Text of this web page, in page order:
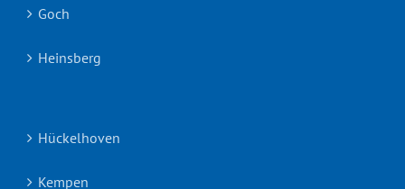
Goch
Heinsberg
Hückelhoven
Kempen